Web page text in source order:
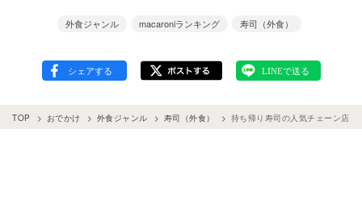
外食ジャンル macaroniランキング 寿司（外食）
TOP おでかけ 外食ジャンル 寿司（外食） 持ち帰り寿司の人気チェーン店